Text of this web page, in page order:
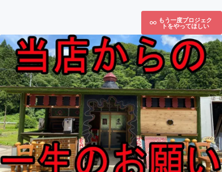
もう一度プロジェク
トをやってほしい